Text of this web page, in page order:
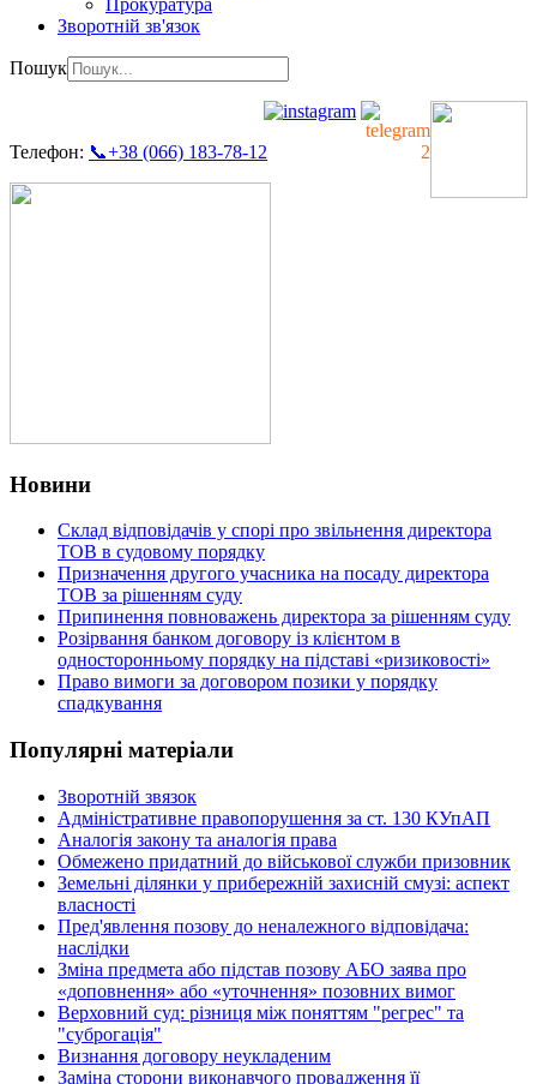
Прокуратура
Зворотній зв'язок
Пошук
Телефон: 📞+38 (066) 183-78-12
Новини
Склад відповідачів у спорі про звільнення директора
ТОВ в судовому порядку
Призначення другого учасника на посаду директора
ТОВ за рішенням суду
Припинення повноважень директора за рішенням суду
Розірвання банком договору із клієнтом в
односторонньому порядку на підставі «ризиковості»
Право вимоги за договором позики у порядку
спадкування
Популярні матеріали
Зворотній звязок
Адміністративне правопорушення за ст. 130 КУпАП
Аналогія закону та аналогія права
Обмежено придатний до військової служби призовник
Земельні ділянки у прибережній захисній смузі: аспект
власності
Пред'явлення позову до неналежного відповідача:
наслідки
Зміна предмета або підстав позову АБО заява про
«доповнення» або «уточнення» позовних вимог
Верховний суд: різниця між поняттям "регрес" та
"суброгація"
Визнання договору неукладеним
Заміна сторони виконавчого провадження її